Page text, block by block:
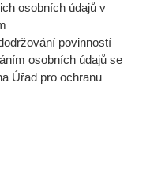
osobních údajů v
povinností
osobních údajů se
Úřad pro ochranu